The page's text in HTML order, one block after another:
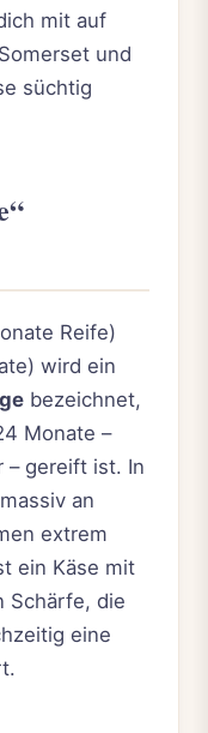
mit auf
und
süchtig
Reife)
wird ein
bezeichnet,
Monate –
– gereift ist. In
an
extrem
ein Käse mit
Schärfe, die
eine